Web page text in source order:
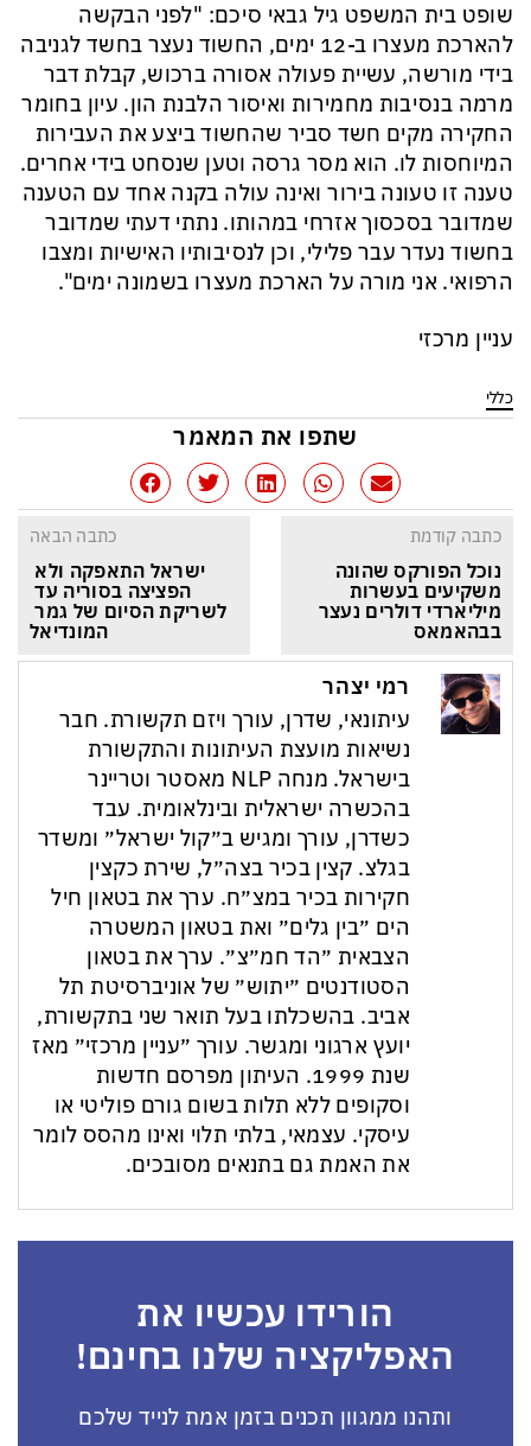
שופט בית המשפט גיל גבאי סיכם: "לפני הבקשה
להארכת מעצרו ב-12 ימים, החשוד נעצר בחשד לגניבה
בידי מורשה, עשיית פעולה אסורה ברכוש, קבלת דבר
מרמה בנסיבות מחמירות ואיסור הלבנת הון. עיון בחומר
החקירה מקים חשד סביר שהחשוד ביצע את העבירות
המיוחסות לו. הוא מסר גרסה וטען שנסחט בידי אחרים.
טענה זו טעונה בירור ואינה עולה בקנה אחד עם הטענה
שמדובר בסכסוך אזרחי במהותו. נתתי דעתי שמדובר
בחשוד נעדר עבר פלילי, וכן לנסיבותיו האישיות ומצבו
הרפואי. אני מורה על הארכת מעצרו בשמונה ימים".
עניין מרכזי
כללי
שתפו את המאמר
כתבה קודמת
נוכל הפורקס שהונה
משקיעים בעשרות
מיליארדי דולרים נעצר
בבהאמאס
כתבה הבאה
ישראל התאפקה ולא
הפציצה בסוריה עד
לשריקת הסיום של גמר
המונדיאל
רמי יצהר
עיתונאי, שדרן, עורך ויזם תקשורת. חבר
נשיאות מועצת העיתונות והתקשורת
בישראל. מנחה NLP מאסטר וטריינר
בהכשרה ישראלית ובינלאומית. עבד
כשדרן, עורך ומגיש ב״קול ישראל״ ומשדר
בגלצ. קצין בכיר בצה״ל, שירת כקצין
חקירות בכיר במצ״ח. ערך את בטאון חיל
הים ״בין גלים״ ואת בטאון המשטרה
הצבאית ״הד חמ״צ״. ערך את בטאון
הסטודנטים ״יתוש״ של אוניברסיטת תל
אביב. בהשכלתו בעל תואר שני בתקשורת,
יועץ ארגוני ומגשר. עורך ״עניין מרכזי״ מאז
שנת 1999. העיתון מפרסם חדשות
וסקופים ללא תלות בשום גורם פוליטי או
עיסקי. עצמאי, בלתי תלוי ואינו מהסס לומר
את האמת גם בתנאים מסובכים.
הורידו עכשיו את
האפליקציה שלנו בחינם!
ותהנו ממגוון תכנים בזמן אמת לנייד שלכם